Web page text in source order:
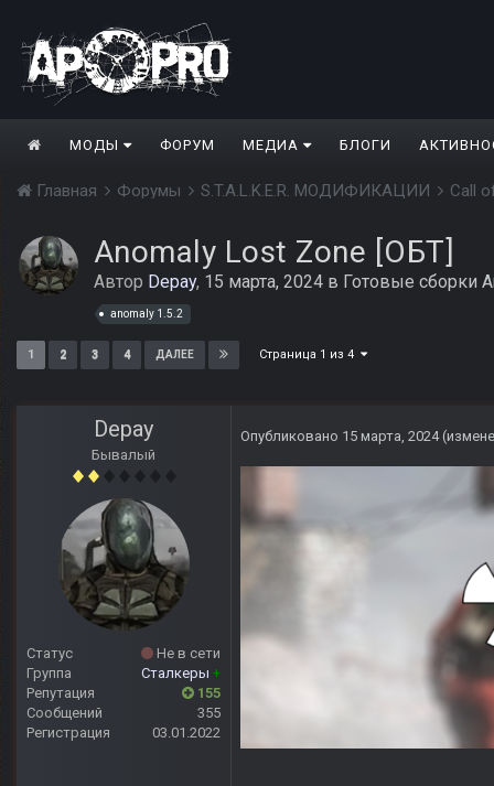
МОДЫ ФОРУМ МЕДИА БЛОГИ
Главная Форумы S.T.A.L.K.E.R. МОДИФИКАЦИИ Call
Anomaly Lost Zone [ОБТ]
Автор Depay, 15 марта, 2024 в Готовые сборки
anomaly 1.5.2
1 2 3 4 ДАЛЕЕ Страница 1 из 4
Depay
Бывалый
Статус
Не в сети
Группа
Сталкеры +
Репутация
155
Сообщений
355
Регистрация
03.01.2022
Опубликовано 15 марта, 2024